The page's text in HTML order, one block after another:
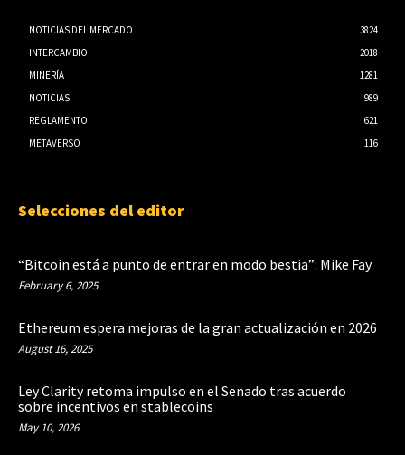
NOTICIAS DEL MERCADO
3824
INTERCAMBIO
2018
MINERÍA
1281
NOTICIAS
989
REGLAMENTO
621
METAVERSO
116
Selecciones del editor
“Bitcoin está a punto de entrar en modo bestia”: Mike Fay
February 6, 2025
Ethereum espera mejoras de la gran actualización en 2026
August 16, 2025
Ley Clarity retoma impulso en el Senado tras acuerdo
sobre incentivos en stablecoins
May 10, 2026